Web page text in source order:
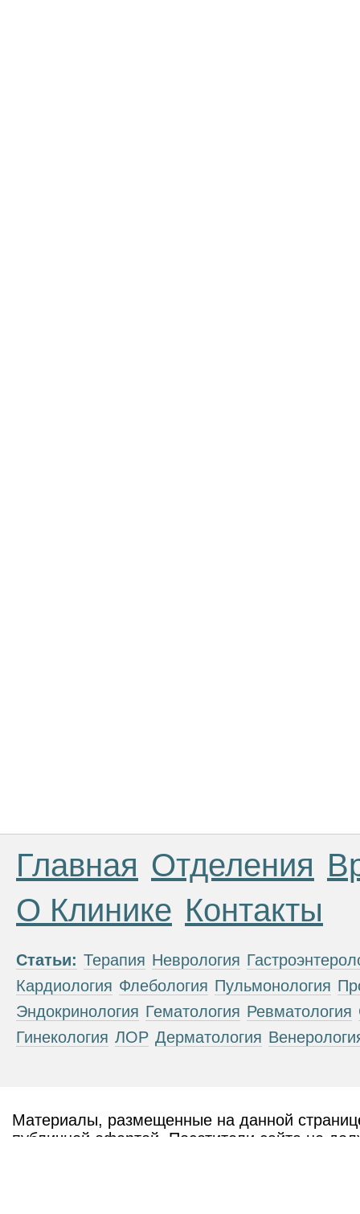
Главная Отделения
О Клинике Контакты
Статьи: Терапия Неврология
Кардиология Флебология Пульмонология
Эндокринология Гематология Ревматология
Гинекология ЛОР Дерматология
Материалы, размещенные на данной
публичной офертой. Посетители сайта не